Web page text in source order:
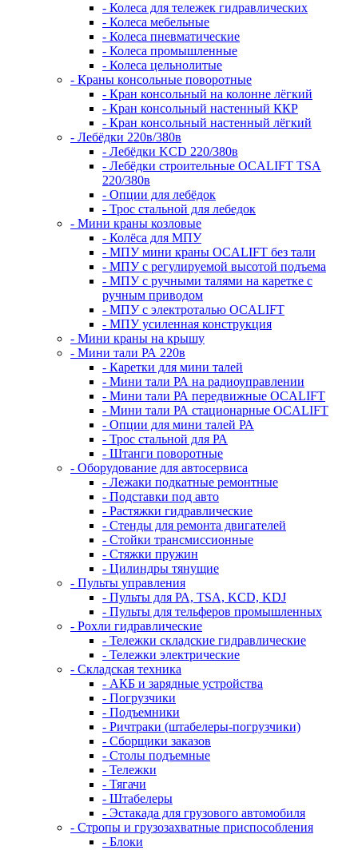
- Колеса для тележек гидравлических
- Колеса мебельные
- Колеса пневматические
- Колеса промышленные
- Колеса цельнолитые
- Краны консольные поворотные
- Кран консольный на колонне лёгкий
- Кран консольный настенный ККР
- Кран консольный настенный лёгкий
- Лебёдки 220в/380в
- Лебёдки KCD 220/380в
- Лебёдки строительные OCALIFT TSA
220/380в
- Опции для лебёдок
- Трос стальной для лебедок
- Мини краны козловые
- Колёса для МПУ
- МПУ мини краны OCALIFT без тали
- МПУ с регулируемой высотой подъема
- МПУ с ручными талями на каретке с
ручным приводом
- МПУ с электроталью OCALIFT
- МПУ усиленная конструкция
- Мини краны на крышу
- Мини тали РА 220в
- Каретки для мини талей
- Мини тали РА на радиоуправлении
- Мини тали РА передвижные OCALIFT
- Мини тали РА стационарные OCALIFT
- Опции для мини талей РА
- Трос стальной для РА
- Штанги поворотные
- Оборудование для автосервиса
- Лежаки подкатные ремонтные
- Подставки под авто
- Растяжки гидравлические
- Стенды для ремонта двигателей
- Стойки трансмиссионные
- Стяжки пружин
- Цилиндры тянущие
- Пульты управления
- Пульты для РА, TSA, KCD, KDJ
- Пульты для тельферов промышленных
- Рохли гидравлические
- Тележки складские гидравлические
- Тележки электрические
- Складская техника
- АКБ и зарядные устройства
- Погрузчики
- Подъемники
- Ричтраки (штабелеры-погрузчики)
- Сборщики заказов
- Столы подъемные
- Тележки
- Тягачи
- Штабелеры
- Эстакада для грузового автомобиля
- Стропы и грузозахватные приспособления
- Блоки